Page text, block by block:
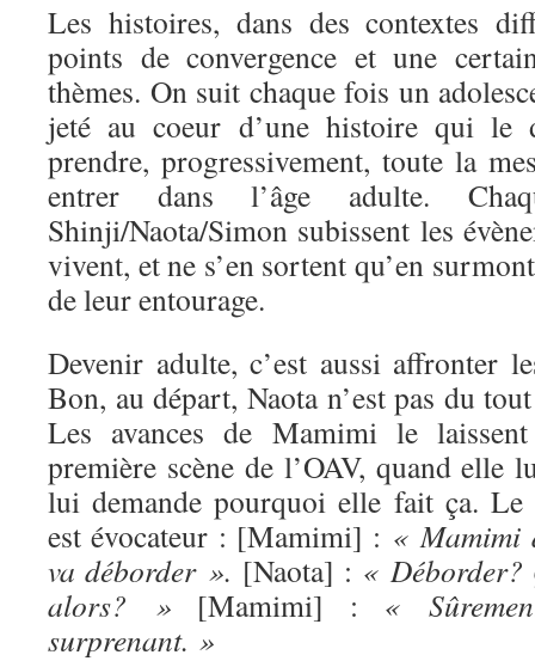
Les histoires, dans des contextes
points de convergence et une
thèmes. On suit chaque fois un
jeté au coeur d’une histoire qui le
prendre, progressivement, toute la
entrer dans l’âge adulte.
Shinji/Naota/Simon subissent les
vivent, et ne s’en sortent qu’en
de leur entourage.
Devenir adulte, c’est aussi affronter
Bon, au départ, Naota n’est pas du
Les avances de Mamimi le
première scène de l’OAV, quand elle
lui demande pourquoi elle fait ça. Le
est évocateur : [Mamimi] : « Mamimi
va déborder ». [Naota] : « Déborder?
alors? » [Mamimi] : «
surprenant. »